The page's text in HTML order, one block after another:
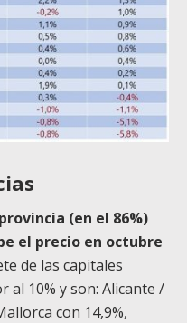
(en el 86%)
el precio en octubre
de las capitales
10% y son: Alicante /
con 14,9%,